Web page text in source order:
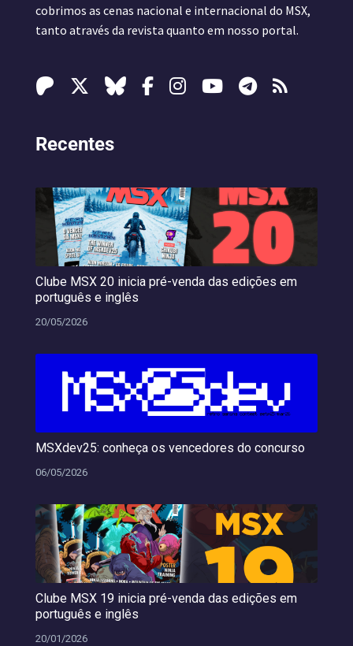
cobrimos as cenas nacional e internacional do MSX,
tanto através da revista quanto em nosso portal.
Recentes
Clube MSX 20 inicia pré-venda das edições em
português e inglês
20/05/2026
MSXdev25: conheça os vencedores do concurso
06/05/2026
Clube MSX 19 inicia pré-venda das edições em
português e inglês
20/01/2026